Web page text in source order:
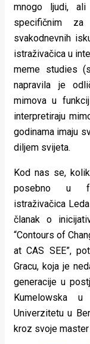
mnogo ljudi, ali
specifičnim za
svakodnevnih
istraživačica u
meme studies
napravila je
mimova u
interpretiraju
godinama imaju
diljem svijeta.
Kod nas se,
posebno u
istraživačica
članak o
“Contours of
at CAS SEE”,
Gracu, koja je
generacije u
Kumelowska
Univerzitetu u
kroz svoje